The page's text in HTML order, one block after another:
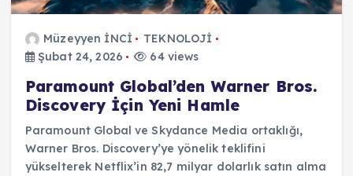
Müzeyyen İNCİ
TEKNOLOJİ
Şubat 24, 2026
64 views
Paramount Global’den Warner Bros.
Discovery İçin Yeni Hamle
Paramount Global ve Skydance Media ortaklığı,
Warner Bros. Discovery’ye yönelik teklifini
yükselterek Netflix’in 82,7 milyar dolarlık satın alma